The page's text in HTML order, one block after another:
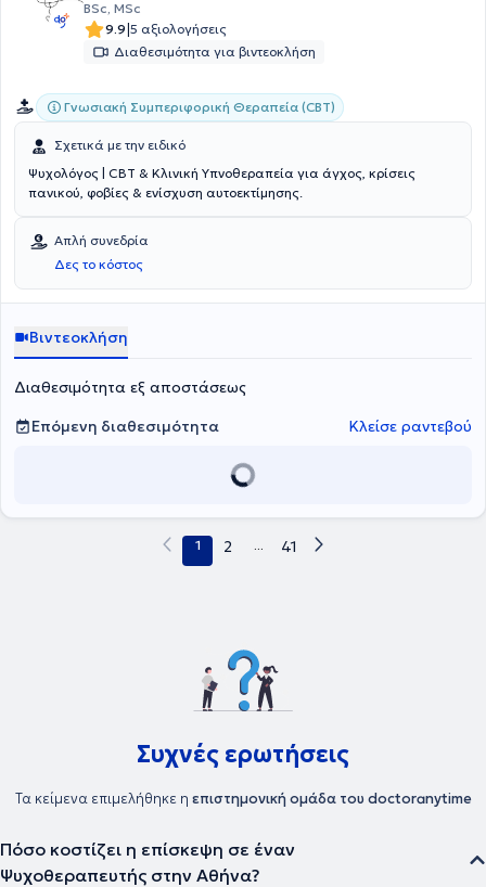
εφήβους από το 2022 έως και σήμερα.
BSc, MSc
9.9|5 αξιολογήσεις
Διαθεσιμότητα για βιντεοκλήση
Γνωσιακή Συμπεριφορική Θεραπεία (CBT)
Σχετικά με την ειδικό
Ψυχολόγος | CBT & Κλινική Υπνοθεραπεία για άγχος, κρίσεις
πανικού, φοβίες & ενίσχυση αυτοεκτίμησης.
Απλή συνεδρία
Δες το κόστος
Βιντεοκλήση
Διαθεσιμότητα εξ αποστάσεως
Επόμενη διαθεσιμότητα
Κλείσε ραντεβού
1 2 ... 41
Συχνές ερωτήσεις
Τα κείμενα επιμελήθηκε η επιστημονική ομάδα του doctoranytime
Πόσο κοστίζει η επίσκεψη σε έναν
Ψυχοθεραπευτής στην Αθήνα?